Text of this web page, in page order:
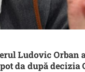
Ludovic Orban
da după decizia